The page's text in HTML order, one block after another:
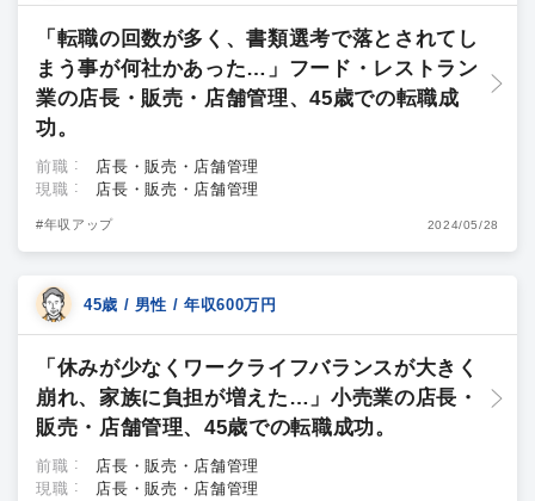
「転職の回数が多く、書類選考で落とされてし
まう事が何社かあった…」フード・レストラン
業の店長・販売・店舗管理、45歳での転職成
功。
前職
店長・販売・店舗管理
現職
店長・販売・店舗管理
#年収アップ 2024/05/28
45歳 / 男性 / 年収600万円
「休みが少なくワークライフバランスが大きく
崩れ、家族に負担が増えた…」小売業の店長・
販売・店舗管理、45歳での転職成功。
前職
店長・販売・店舗管理
現職
店長・販売・店舗管理